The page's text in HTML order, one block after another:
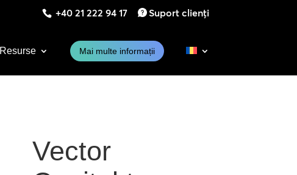
+40 21 222 94 17 Suport clienți
Resurse Mai multe informații
Vector